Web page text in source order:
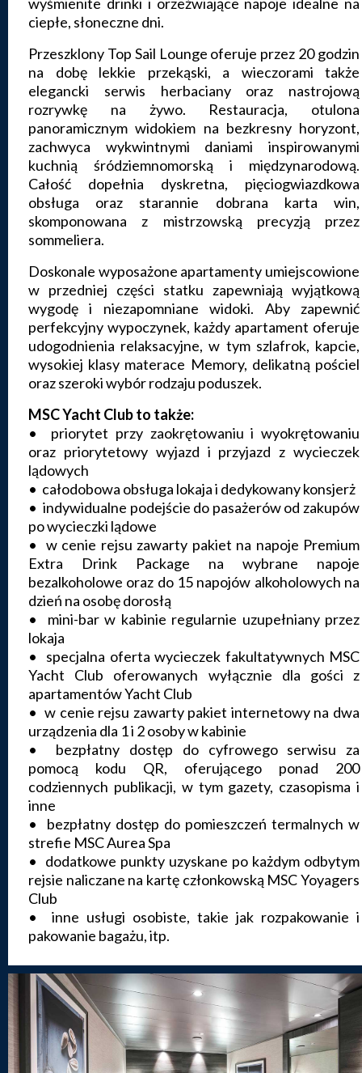
wyśmienite drinki i orzeźwiające napoje idealne na
ciepłe, słoneczne dni.
Przeszklony Top Sail Lounge oferuje przez 20 godzin
na dobę lekkie przekąski, a wieczorami także
elegancki serwis herbaciany oraz nastrojową
rozrywkę na żywo. Restauracja, otulona
panoramicznym widokiem na bezkresny horyzont,
zachwyca wykwintnymi daniami inspirowanymi
kuchnią śródziemnomorską i międzynarodową.
Całość dopełnia dyskretna, pięciogwiazdkowa
obsługa oraz starannie dobrana karta win,
skomponowana z mistrzowską precyzją przez
sommeliera.
Doskonale wyposażone apartamenty umiejscowione
w przedniej części statku zapewniają wyjątkową
wygodę i niezapomniane widoki. Aby zapewnić
perfekcyjny wypoczynek, każdy apartament oferuje
udogodnienia relaksacyjne, w tym szlafrok, kapcie,
wysokiej klasy materace Memory, delikatną pościel
oraz szeroki wybór rodzaju poduszek.
MSC Yacht Club to także:
• priorytet przy zaokrętowaniu i wyokrętowaniu
oraz priorytetowy wyjazd i przyjazd z wycieczek
lądowych
• całodobowa obsługa lokaja i dedykowany konsjerż
• indywidualne podejście do pasażerów od zakupów
po wycieczki lądowe
• w cenie rejsu zawarty pakiet na napoje Premium
Extra Drink Package na wybrane napoje
bezalkoholowe oraz do 15 napojów alkoholowych na
dzień na osobę dorosłą
• mini-bar w kabinie regularnie uzupełniany przez
lokaja
• specjalna oferta wycieczek fakultatywnych MSC
Yacht Club oferowanych wyłącznie dla gości z
apartamentów Yacht Club
• w cenie rejsu zawarty pakiet internetowy na dwa
urządzenia dla 1 i 2 osoby w kabinie
• bezpłatny dostęp do cyfrowego serwisu za
pomocą kodu QR, oferującego ponad 200
codziennych publikacji, w tym gazety, czasopisma i
inne
• bezpłatny dostęp do pomieszczeń termalnych w
strefie MSC Aurea Spa
• dodatkowe punkty uzyskane po każdym odbytym
rejsie naliczane na kartę członkowską MSC Yoyagers
Club
• inne usługi osobiste, takie jak rozpakowanie i
pakowanie bagażu, itp.